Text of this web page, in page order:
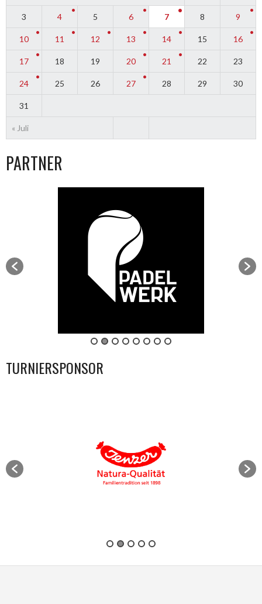
« Juli
3 4 5 6 7 8 9
10 11 12 13 14 15 16
17 18 19 20 21 22 23
24 25 26 27 28 29 30
31
PARTNER
TURNIERSPONSOR